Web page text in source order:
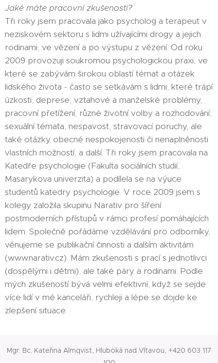
Jaké máte pracovní zkušenosti?
Tři roky jsem pracovala jako psycholog a terapeut v
neziskovém sektoru s lidmi užívajícími drogy a jejich
rodinami, ve vězení a po výstupu z vězení. Od roku
2009 provozuji soukromou psychologickou praxi, ve
které se zabývám širokou oblastí témat a otázek
lidského života - často se setkávám s lidmi, které trápí
úzkosti, deprese, vztahové a manželské problémy,
pracovní přetížení, různé životní volby a rozhodování,
sexuální témata, nespavost, stravovací poruchy, ale
také otázky obecné nespokojenosti či nenaplněnosti
vlastních možností, a další. Tři roky jsem pracovala na
Katedře psychologie (Fakulta sociálních studií,
Masarykova univerzita) a podílela se na výuce
studentů katedry psychologie. V roce 2009 jsem s
kolegy založila skupinu Narativ pro šíření
postmoderních přístupů v rámci profesí pomáhajících
lidem. Společně pořádáme vzdělávání pro odborníky,
věnujeme se publikační činnosti a dalším aktivitám
(www.narativ.cz). Mám zkušenosti s prací s jednotlivci
(dospělými i dětmi), ale také páry a rodinami. Podle
mých zkušeností bývá velmi efektivní, když se sejde
více lidí v mé kanceláři, rychleji a lépe se dojde ke
zlepšení situace.
Mgr. Bc. Kateřina Almqvist, Hluboká nad Vltavou, +420 603 117